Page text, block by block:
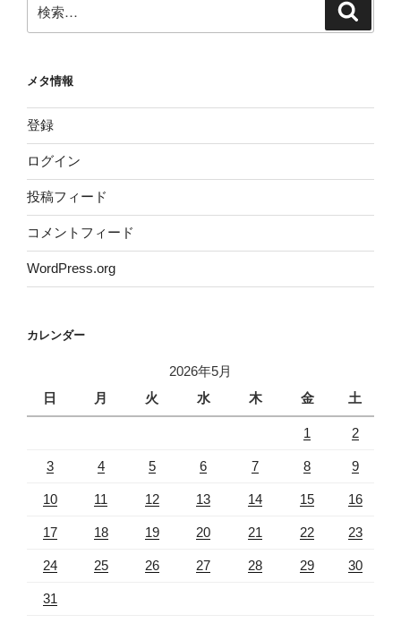
索:
メタ情報
登録
ログイン
投稿フィード
コメントフィード
WordPress.org
カレンダー
2026年5月
日
月 火 水 木 金 土
1 2
3 4 5 6 7 8 9
10 11 12 13 14 15 16
17 18 19 20 21 22 23
24 25 26 27 28 29 30
31